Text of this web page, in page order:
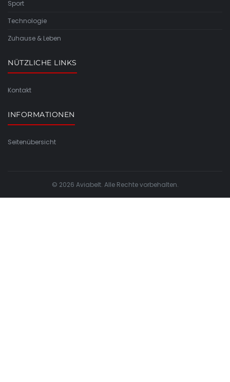
Sport
Technologie
Zuhause & Leben
NÜTZLICHE LINKS
Kontakt
INFORMATIONEN
Seitenübersicht
© 2026 Aviabelt. Alle Rechte vorbehalten.